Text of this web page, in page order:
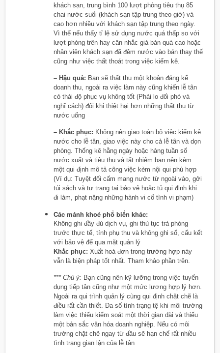
khách sạn, trung bình 100 lượt phòng tiêu thụ 85
chai nước suối (khách sạn tập trung theo giờ) và
cao hơn nhiều với khách sạn tập trung theo ngày.
Vì thế nếu thấy tỉ lệ sử dụng nước quá thấp so với
lượt phòng trên hay cân nhắc giá bán quá cao hoặc
nhân viên khách sạn đã đêm nước vào bán thay thế
cũng như việc thất thoát trong việc kiểm kê.
– Hậu quả: Bạn sẽ thất thu một khoản đáng kể
doanh thu, ngoài ra việc làm này cũng khiến lễ tân
có thái độ phục vụ không tốt (Phải lo đối phó và
nghĩ cách) đôi khi thiệt hại hơn những thất thu từ
nước uống
– Khắc phục: Không nên giao toàn bộ việc kiểm kê
nước cho lễ tân, giao việc này cho cả lễ tân và dọn
phòng. Thống kê hằng ngày hoặc hàng tuần số
nước xuất và tiêu thụ và tất nhiêm bạn nên kèm
một qui định mô tả công việc kèm nội qui phù hợp
(Ví dụ: Tuyệt đối cấm mang nước từ ngoài vào, gởi
túi sách và tư trang tại bảo vệ hoặc tủ qui định khi
đi làm, phạt nặng những hành vi cố tình vi phạm)
Các mánh khoé phổ biến khác:
Không ghi đầy đủ dịch vụ, ghi thủ tục trả phòng
trước thực tế, tính phụ thu và không ghi sổ, cấu kết
với bảo vệ để qua mặt quản lý
Khắc phục: Xuất hoá đơn trong trường hợp này
vẫn là biện pháp tốt nhất. Tham khảo phần trên.
*** Chú ý: Bạn cũng nên kỹ lưỡng trong việc tuyển
dụng tiếp tân cũng như một mức lương hợp lý hơn.
Ngoài ra qui trình quản lý cùng qui định chặt chẽ là
điều rất cần thiết. Đa số tình trạng tệ khi môi trường
làm việc thiếu kiểm soát một thời gian dài và thiếu
một bản sắc văn hóa doanh nghiệp. Nếu có môi
trường chặt chẽ ngay từ đầu sẽ hạn chế rất nhiều
tình trạng gian lận của lễ tân